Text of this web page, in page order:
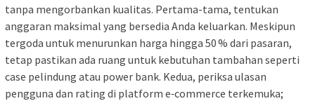
tanpa mengorbankan kualitas. Pertama-tama, tentukan
anggaran maksimal yang bersedia Anda keluarkan. Meskipun
tergoda untuk menurunkan harga hingga 50 % dari pasaran,
tetap pastikan ada ruang untuk kebutuhan tambahan seperti
case pelindung atau power bank. Kedua, periksa ulasan
pengguna dan rating di platform e‑commerce terkemuka;